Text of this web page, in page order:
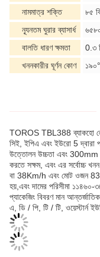
নামমাত্র শক্তি
৮৫
ন্যূনতম ঘুরার ব্যাসার্ধ
বালতি ধারণ ক্ষমতা
0.৩
খননকারীর ঘূর্ণন কোণ
১৯০°
TOROS TBL388 ব্যাকহো
সিই, ইপিএ এবং ইউরো 5
উত্তোলন উচ্চতা এবং 300mm এর
করতে সক্ষম, এবং এর সর্বোচ্চ
বা 38Km/h এবং মোট ওজন
হয়,এবং দামের পরিসীমা ১১৪৬০-
প্যাকেজিং বিবরণ মান
এ, ডি / পি, টি / টি, ওয়েস্টার্ন